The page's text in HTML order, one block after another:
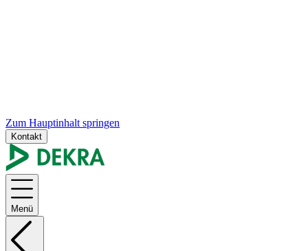
Zum Hauptinhalt springen
Kontakt
Menü